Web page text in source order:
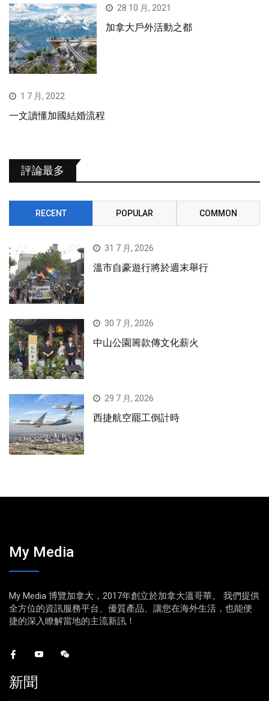
28 10 月, 2021
加拿大戶外活動之都
1 7 月, 2022
一文讀懂加國結婚流程
評論最多
RECENT POPULAR COMMON
31 7 月, 2026
溫市自豪遊行將於週末舉行
30 7 月, 2026
中山公園籌款傳文化薪火
29 7 月, 2026
西捷航空罷工倒計時
My Media
My Media 博覽加拿大，2017年創立於加拿大溫哥華。 我們提供
全方位的資訊服務平台、優質產品、讓您在海外生活，也能便
捷的深入瞭解當地的主流新訊！
新聞